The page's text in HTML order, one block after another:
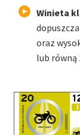
Winieta
oraz
lub równą